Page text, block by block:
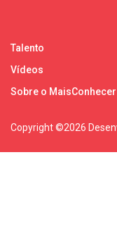
Talento
Vídeos
Sobre o MaisConhecer
Copyright ©2026